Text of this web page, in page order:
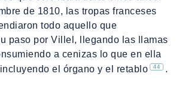
de 1810, las tropas franceses
todo aquello que
paso por Villel, llegando las llamas
a cenizas lo que en ella
el órgano y el retablo
44 .